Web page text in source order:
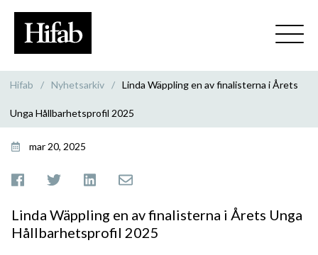
Hifab / Nyhetsarkiv / Linda Wäppling en av finalisterna i Årets
Unga Hållbarhetsprofil 2025
mar 20, 2025
Linda Wäppling en av finalisterna i Årets Unga
Hållbarhetsprofil 2025